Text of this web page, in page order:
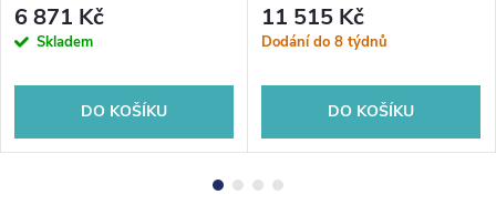
6 871 Kč
Skladem
DO KOŠÍKU
11 515 Kč
Dodání do 8 týdnů
DO KOŠÍKU